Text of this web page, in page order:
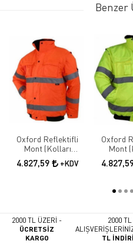
Oxford Reflektifli
Mont (Kolları
Çıkmalı)
4.827,59 +KDV
Oxford
Mont
2000 TL ÜZERİ -
ÜCRETSİZ
KARGO
2000
TL